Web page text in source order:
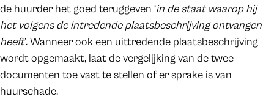
de huurder het goed teruggeven ‘in de staat waarop hij
het volgens de intredende plaatsbeschrijving ontvangen
heeft’. Wanneer ook een uittredende plaatsbeschrijving
wordt opgemaakt, laat de vergelijking van de twee
documenten toe vast te stellen of er sprake is van
huurschade.